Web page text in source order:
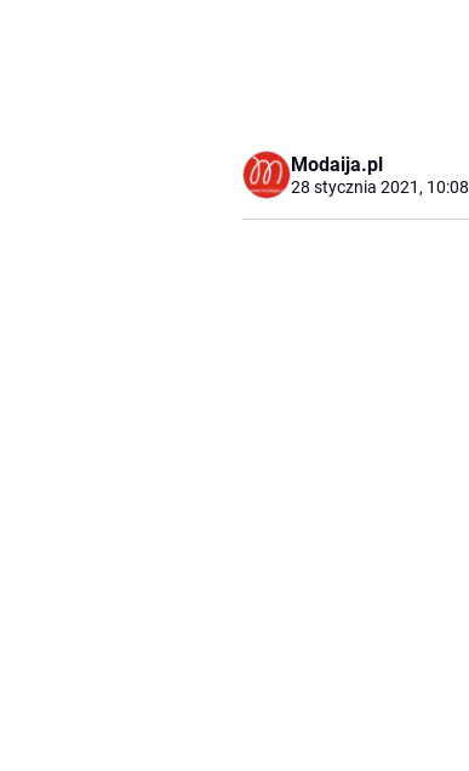
Modaija.pl
28 stycznia 2021, 10:08